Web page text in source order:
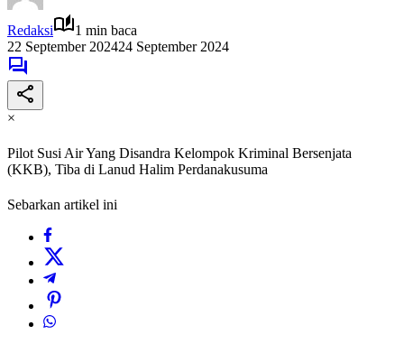
Redaksi
1 min baca
22 September 202424 September 2024
×
Pilot Susi Air Yang Disandra Kelompok Kriminal Bersenjata
(KKB), Tiba di Lanud Halim Perdanakusuma
Sebarkan artikel ini